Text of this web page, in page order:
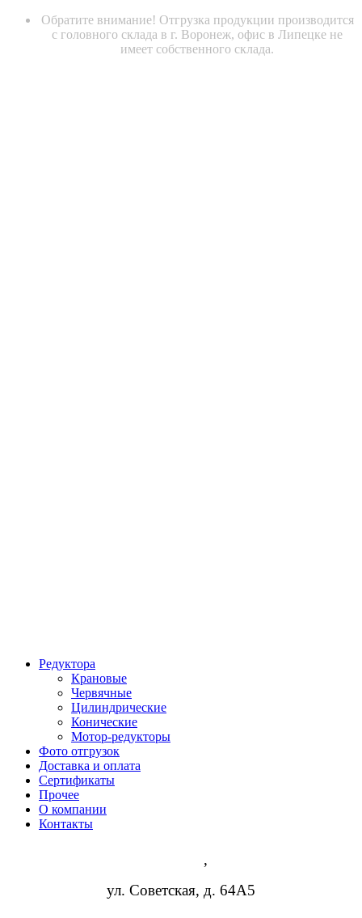
Обратите внимание! Отгрузка продукции производится
с головного склада в г. Воронеж, офис в Липецке не
имеет собственного склада.
Редуктора
Крановые
Червячные
Цилиндрические
Конические
Мотор-редукторы
Фото отгрузок
Доставка и оплата
Сертификаты
Прочее
О компании
Контакты
,
ул. Советская, д. 64А5